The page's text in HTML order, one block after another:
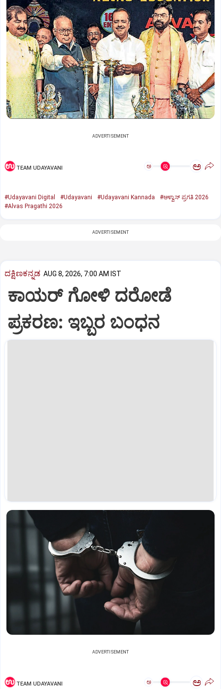
ADVERTISEMENT
TEAM UDAYAVANI ಅ ಅ
#Udayavani Digital #Udayavani #Udayavani Kannada
#ಆಳ್ವಾಸ್‌ ಪ್ರಗತಿ 2026
#Alvas Pragathi 2026
ADVERTISEMENT
ದಕ್ಷಿಣಕನ್ನಡ AUG 8, 2026, 7:00 AM IST
ಕಾಯರ್ ಗೋಳಿ ದರೋಡೆ
ಪ್ರಕರಣ: ಇಬ್ಬರ ಬಂಧನ
ADVERTISEMENT
TEAM UDAYAVANI ಅ ಅ